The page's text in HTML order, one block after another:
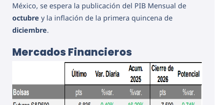
México, se espera la publicación del PIB Mensual de
octubre y la inflación de la primera quincena de
diciembre.
Mercados Financieros